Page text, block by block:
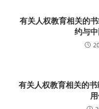
有关人权教育相关的
约与中
有关人权教育相关的